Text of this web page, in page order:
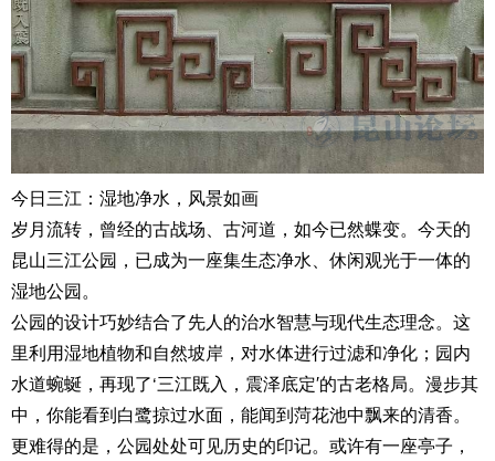
今日三江：湿地净水，风景如画
岁月流转，曾经的古战场、古河道，如今已然蝶变。今天的
昆山三江公园，已成为一座集生态净水、休闲观光于一体的
湿地公园。
公园的设计巧妙结合了先人的治水智慧与现代生态理念。这
里利用湿地植物和自然坡岸，对水体进行过滤和净化；园内
水道蜿蜒，再现了‘三江既入，震泽底定′的古老格局。漫步其
中，你能看到白鹭掠过水面，能闻到菏花池中飘来的清香。
更难得的是，公园处处可见历史的印记。或许有一座亭子，